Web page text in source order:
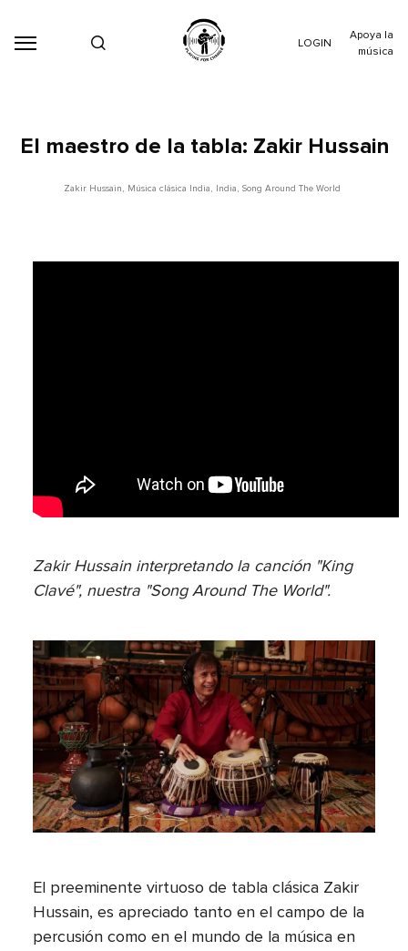
LOGIN
Apoya la
música
El maestro de la tabla: Zakir Hussain
Zakir Hussain , Música clásica India , India , Song Around The World
Zakir Hussain interpretando la canción "King
Clavé", nuestra "Song Around The World".
El preeminente virtuoso de tabla clásica Zakir
Hussain, es apreciado tanto en el campo de la
percusión como en el mundo de la música en